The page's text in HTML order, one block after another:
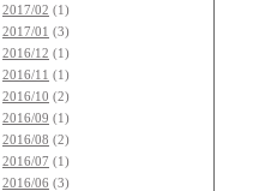
2017/02 (1)
2017/01 (3)
2016/12 (1)
2016/11 (1)
2016/10 (2)
2016/09 (1)
2016/08 (2)
2016/07 (1)
2016/06 (3)